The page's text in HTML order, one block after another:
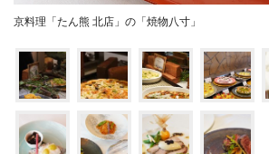
京料理「たん熊 北店」の「焼物八寸」